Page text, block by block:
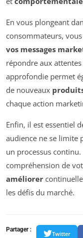
En vous plongeant
consommateurs,
vos messages
répondre aux
approfondie permet
de nouveaux
chaque action
Enfin, il est essentiel
audience ne se limite
un processus
compréhension de
améliorer
les défis du marché.
Partager :
Twitter